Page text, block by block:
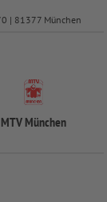
| 81377 München
MTV München